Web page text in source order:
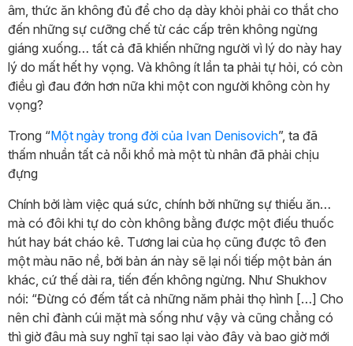
âm, thức ăn không đủ để cho dạ dày khỏi phải co thắt cho
đến những sự cưỡng chế từ các cấp trên không ngừng
giáng xuống… tất cả đã khiến những người vì lý do này hay
lý do mất hết hy vọng. Và không ít lần ta phải tự hỏi, có còn
điều gì đau đớn hơn nữa khi một con người không còn hy
vọng?
Trong “Một ngày trong đời của Ivan Denisovich”, ta đã
thấm nhuần tất cả nỗi khổ mà một tù nhân đã phải chịu
đựng
Chính bởi làm việc quá sức, chính bởi những sự thiếu ăn…
mà có đôi khi tự do còn không bằng được một điếu thuốc
hút hay bát cháo kê. Tương lai của họ cũng được tô đen
một màu não nề, bởi bản án này sẽ lại nối tiếp một bản án
khác, cứ thế dài ra, tiến đến không ngừng. Như Shukhov
nói: “Đừng có đếm tất cả những năm phải thọ hình […] Cho
nên chỉ đành cúi mặt mà sống như vậy và cũng chẳng có
thì giờ đâu mà suy nghĩ tại sao lại vào đây và bao giờ mới